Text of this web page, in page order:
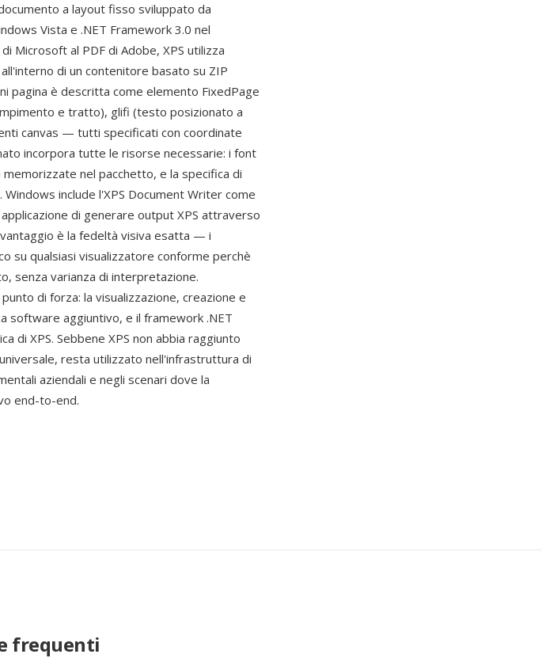
a layout fisso sviluppato da
Vista e .NET Framework 3.0 nel
Microsoft al PDF di Adobe, XPS utilizza
di un contenitore basato su ZIP
pagina è descritta come elemento FixedPage
e tratto), glifi (testo posizionato a
canvas — tutti specificati con coordinate
incorpora tutte le risorse necessarie: i font
nel pacchetto, e la specifica di
include l'XPS Document Writer come
di generare output XPS attraverso
è la fedeltà visiva esatta — i
su qualsiasi visualizzatore conforme perchè
senza varianza di interpretazione.
di forza: la visualizzazione, creazione e
software aggiuntivo, e il framework .NET
di XPS. Sebbene XPS non abbia raggiunto
resta utilizzato nell'infrastruttura di
aziendali e negli scenari dove la
end-to-end.
frequenti